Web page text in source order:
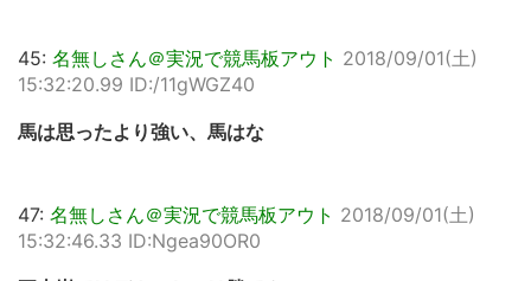
45: 名無しさん＠実況で競馬板アウト 2018/09/01(土)
15:32:20.99 ID:/11gWGZ40
馬は思ったより強い、馬はな
47: 名無しさん＠実況で競馬板アウト 2018/09/01(土)
15:32:46.33 ID:Ngea90OR0